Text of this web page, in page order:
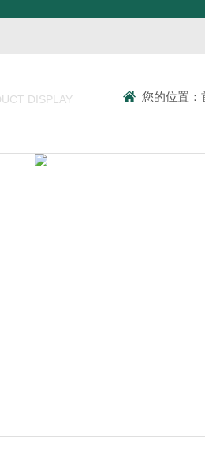
DISPLAY 您的位置：